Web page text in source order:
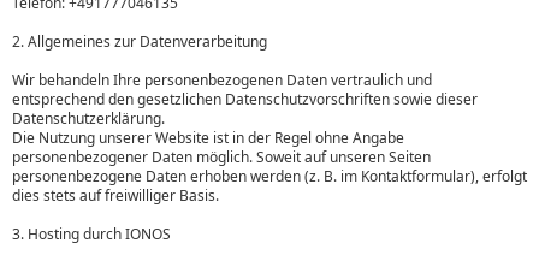
2. Allgemeines zur Datenverarbeitung
Wir behandeln Ihre personenbezogenen Daten vertraulich und
entsprechend den gesetzlichen Datenschutzvorschriften sowie dieser
Datenschutzerklärung.
Die Nutzung unserer Website ist in der Regel ohne Angabe
personenbezogener Daten möglich. Soweit auf unseren Seiten
personenbezogene Daten erhoben werden (z. B. im Kontaktformular), erfolgt
dies stets auf freiwilliger Basis.
3. Hosting durch IONOS